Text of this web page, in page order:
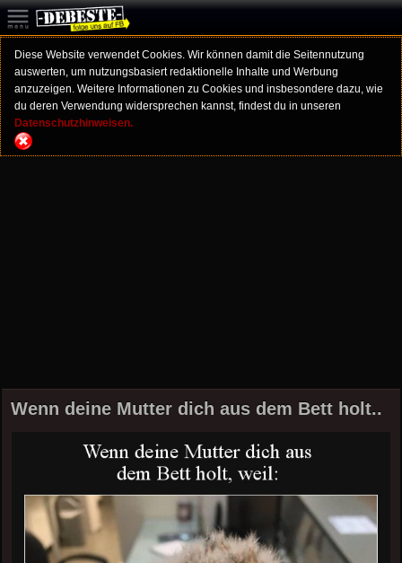
Diese Website verwendet Cookies. Wir können damit die Seitennutzung
auswerten, um nutzungsbasiert redaktionelle Inhalte und Werbung
anzuzeigen. Weitere Informationen zu Cookies und insbesondere dazu, wie
du deren Verwendung widersprechen kannst, findest du in unseren
Datenschutzhinweisen.
Wenn deine Mutter dich aus dem Bett holt..